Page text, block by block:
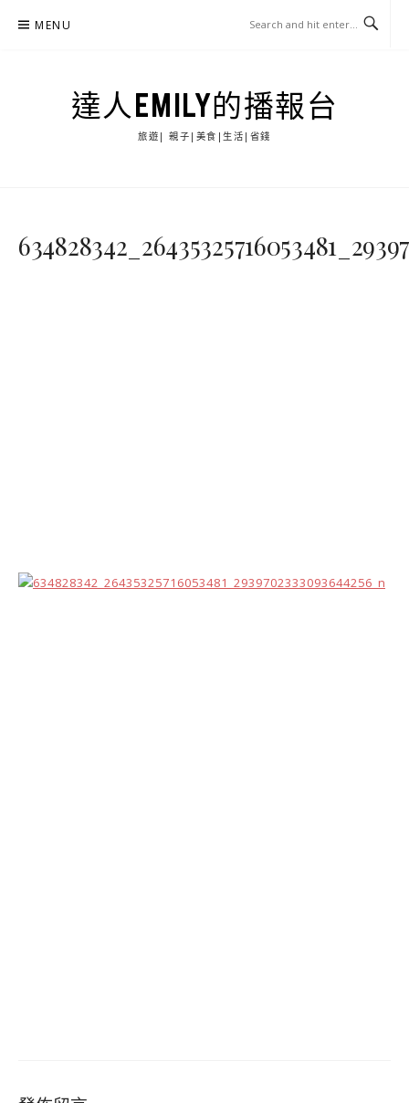
MENU
達人EMILY的播報台
旅遊| 親子|美食|生活|省錢